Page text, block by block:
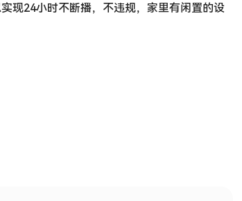
现24小时不断播，不违规，家里有闲置的设